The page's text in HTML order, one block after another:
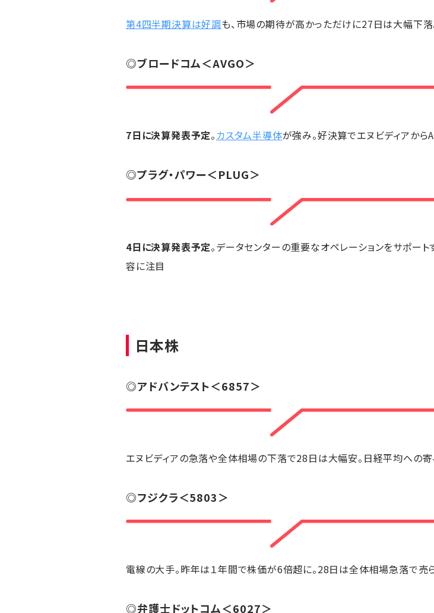
第4四半期決算は好調も、市場の期待が高かっただけに27日は大幅下
◎ブロードコム＜AVGO＞
7日に決算発表予定。 カスタム半導体が強み。好決算でエヌビディアか
◎プラグ・パワー＜PLUG＞
4日に決算発表予定。データセンターの重要なオペレーションをサポー
容に注目
日本株
◎アドバンテスト＜6857＞
エヌビディアの急落や全体相場の下落で28日は大幅安。日経平均への
◎フジクラ＜5803＞
電線の大手。昨年は１年間で株価が6倍超に。28日は全体相場急落で売
◎弁護士ドットコム＜6027＞